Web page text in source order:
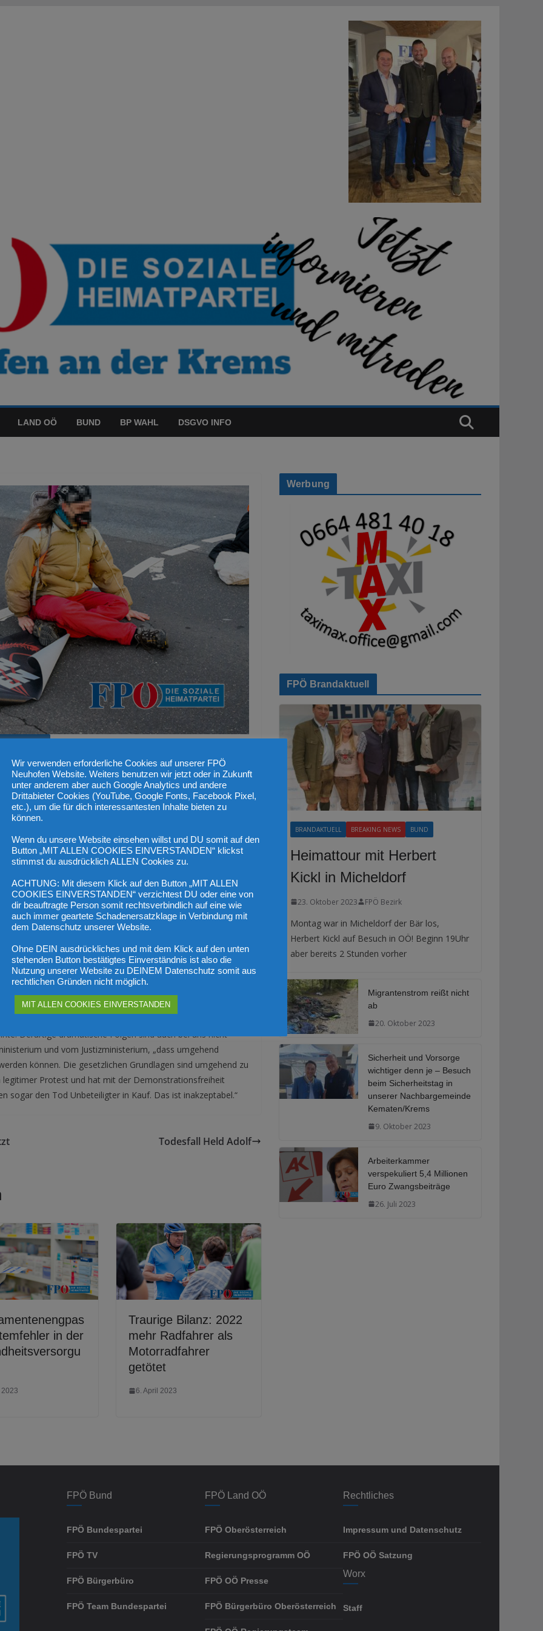
LAND OÖ BUND BP WAHL DSGVO INFO
für Demo-
Linz nunmehr die Polizei vor Herausforderungen, sondern
in Linz für ein Chaos zu sorgen. Das Demonstrationsrecht
Klima-Moralapostel ausgereizt werden“, kritisierte der
Oberösterreich, LAbg. Michael Gruber „dass nunmehr
die öffentliche Ordnung zu stören. Null Toleranz muss
der Blaulicht-Organisationen bei notwendigen
für diese Straßenblockaden durch die ‚Letzte Generation‘,
„Profil“, wonach 55 Prozent der Österreicher diese
rechtzeitige Hilfe für eine verunfallte Radfahrerin, der durch
Derartige dramatische Folgen sind auch bei uns nicht
und vom Justizministerium, „dass umgehend
können. Die gesetzlichen Grundlagen sind umgehend zu
legitimer Protest und hat mit der Demonstrationsfreiheit
sogar den Tod Unbeteiligter in Kauf. Das ist inakzeptabel.“
Todesfall Held Adolf
in der
2023
Traurige Bilanz: 2022
mehr Radfahrer als
Motorradfahrer
getötet
6. April 2023
Werbung
FPÖ Brandaktuell
BRANDAKTUELL BREAKING NEWS BUND
Heimattour mit Herbert
Kickl in Micheldorf
23. Oktober 2023 FPÖ Bezirk
Montag war in Micheldorf der Bär los,
Herbert Kickl auf Besuch in OÖ! Beginn 19Uhr
aber bereits 2 Stunden vorher
Migrantenstrom reißt nicht
ab
20. Oktober 2023
Sicherheit und Vorsorge
wichtiger denn je – Besuch
beim Sicherheitstag in
unserer Nachbargemeinde
Kematen/Krems
9. Oktober 2023
Arbeiterkammer
verspekuliert 5,4 Millionen
Euro Zwangsbeiträge
26. Juli 2023
FPÖ Bund
FPÖ Bundespartei
FPÖ TV
FPÖ Bürgerbüro
FPÖ Team Bundespartei
FPÖ Land OÖ
FPÖ Oberösterreich
Regierungsprogramm OÖ
FPÖ OÖ Presse
FPÖ Bürgerbüro Oberösterreich
Rechtliches
Impressum und Datenschutz
FPÖ OÖ Satzung
Worx
Staff
Wir verwenden erforderliche Cookies auf unserer FPÖ
Neuhofen Website. Weiters benutzen wir jetzt oder in Zukunft
unter anderem aber auch Google Analytics und andere
Drittabieter Cookies (YouTube, Google Fonts, Facebook Pixel,
etc.), um die für dich interessantesten Inhalte bieten zu
können.
Wenn du unsere Website einsehen willst und DU somit auf den
Button „MIT ALLEN COOKIES EINVERSTANDEN“ klickst
stimmst du ausdrücklich ALLEN Cookies zu.
ACHTUNG: Mit diesem Klick auf den Button „MIT ALLEN
COOKIES EINVERSTANDEN“ verzichtest DU oder eine von
dir beauftragte Person somit rechtsverbindlich auf eine wie
auch immer geartete Schadenersatzklage in Verbindung mit
dem Datenschutz unserer Website.
Ohne DEIN ausdrückliches und mit dem Klick auf den unten
stehenden Button bestätigtes Einverständnis ist also die
Nutzung unserer Website zu DEINEM Datenschutz somit aus
rechtlichen Gründen nicht möglich.
MIT ALLEN COOKIES EINVERSTANDEN